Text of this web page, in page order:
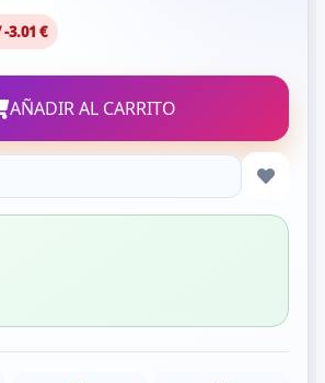
3.01 €
AÑADIR AL CARRITO